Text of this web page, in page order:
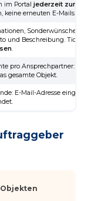
im Portal jederzeit zum
keine erneuten E-Mails.
Sonderwünsche
und Beschreibung.
.
pro Ansprechpartner: nur
gesamte Objekt.
E-Mail-Adresse